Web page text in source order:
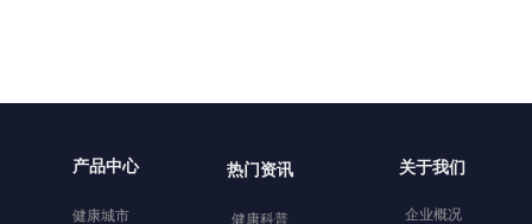
健康城市
产品中心
健康科普
热门资讯 关于我们
企业概况